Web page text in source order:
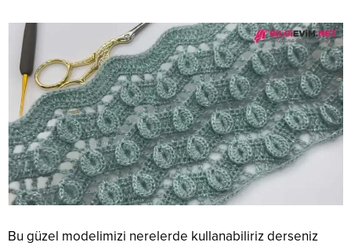
Bu güzel modelimizi nerelerde kullanabiliriz derseniz